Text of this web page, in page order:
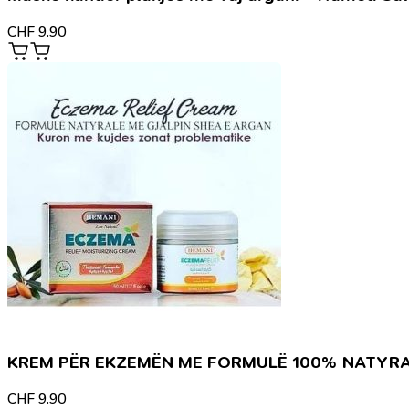
CHF 9.90
KREM PËR EKZEMËN ME FORMULË 100%
CHF 9.90